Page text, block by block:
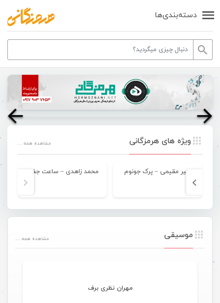
دسته‌بندی‌ها
ویژه های هرمزگانی مشاهده همه …
امیر مقیمی – پرک جونوم محمد زاهدی – ساعت جفت
موسیقی مشاهده همه …موسیقی تازه های هرمزگانی
مهران نظری برف